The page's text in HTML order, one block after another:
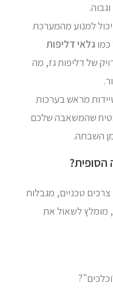
מהמערכת
דליפות
דליפות גז, מה
בערכות
שלכם
טכניים, מגבלות
לשאול את